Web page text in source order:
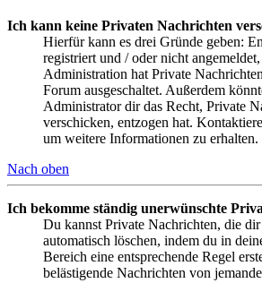
Ich kann keine Privaten Nachrichten
Hierfür kann es drei Gründe geben:
registriert und / oder nicht
Administration hat Private
Forum ausgeschaltet. Außerdem
Administrator dir das Recht, Private
verschicken, entzogen hat.
um weitere Informationen zu erhalten.
Nach oben
Ich bekomme ständig unerwünschte
Du kannst Private Nachrichten, die
automatisch löschen, indem du in
Bereich eine entsprechende Regel
belästigende Nachrichten von